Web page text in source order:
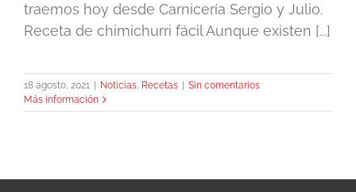
traemos hoy desde Carnicería Sergio y Julio.
Receta de chimichurri fácil Aunque existen [...]
18 agosto, 2021 Noticias, Recetas
Sin comentarios
Más información